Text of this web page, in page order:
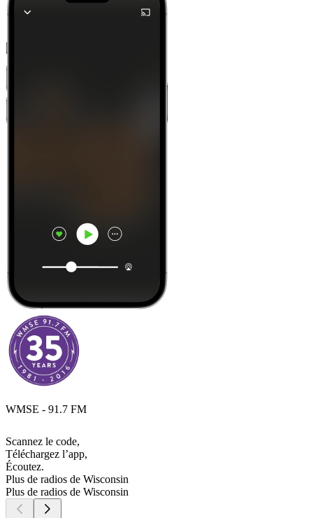
WMSE - 91.7 FM
Scannez le code,
Téléchargez l’app,
Écoutez.
Plus de radios de Wisconsin
Plus de radios de Wisconsin